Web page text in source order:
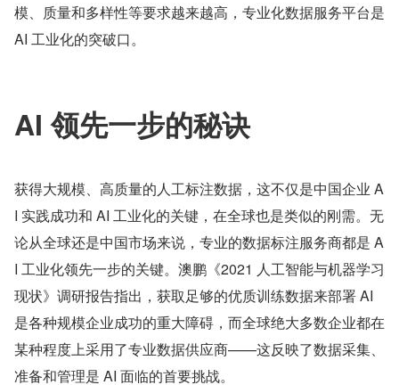
模、质量和多样性等要求越来越高，专业化数据服务平台是
AI 工业化的突破口。
AI 领先一步的秘诀
获得大规模、高质量的人工标注数据，这不仅是中国企业 A
I 实践成功和 AI 工业化的关键，在全球也是类似的刚需。无
论从全球还是中国市场来说，专业的数据标注服务商都是 A
I 工业化领先一步的关键。澳鹏《2021 人工智能与机器学习
现状》调研报告指出，获取足够的优质训练数据来部署 AI
是各种规模企业成功的重大障碍，而全球绝大多数企业都在
某种程度上采用了专业数据供应商——这反映了数据采集、
准备和管理是 AI 面临的首要挑战。